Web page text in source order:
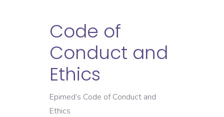
Code of
Conduct and
Ethics
Epimed’s Code of Conduct and
Ethics